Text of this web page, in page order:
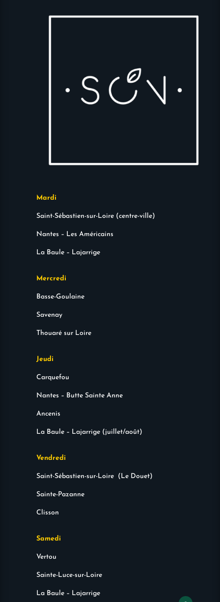
Mardi
Saint-Sébastien-sur-Loire (centre-ville)
Nantes – Les Américains
La Baule – Lajarrige
Mercredi
Basse-Goulaine
Savenay
Thouaré sur Loire
Jeudi
Carquefou
Nantes – Butte Sainte Anne
Ancenis
La Baule – Lajarrige (juillet/août)
Vendredi
Saint-Sébastien-sur-Loire (Le Douet)
Sainte-Pazanne
Clisson
Samedi
Vertou
Sainte-Luce-sur-Loire
La Baule – Lajarrige